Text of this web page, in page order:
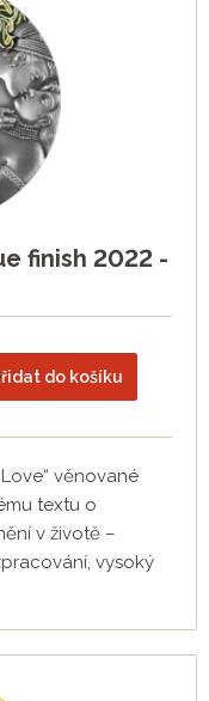
finish 2022 -
do košíku
věnované
textu o
v životě –
vysoký